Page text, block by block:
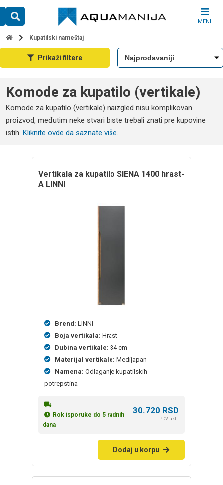
content
MENI
Kupatilski nameštaj
Prikaži filtere
Komode za kupatilo (vertikale)
Komode za kupatilo (vertikale) naizgled nisu komplikovan
proizvod, međutim neke stvari biste trebali znati pre kupovine
istih. Kliknite ovde da saznate više.
Vertikala za kupatilo SIENA 1400 hrast-
A LINNI
Brend: LINNI
Boja vertikala: Hrast
Dubina vertikale: 34 cm
Materijal vertikale: Medijapan
Namena: Odlaganje kupatilskih
potrepstina
Rok isporuke do 5 radnih
dana
30.720 RSD
PDV uklj.
Dodaj u korpu